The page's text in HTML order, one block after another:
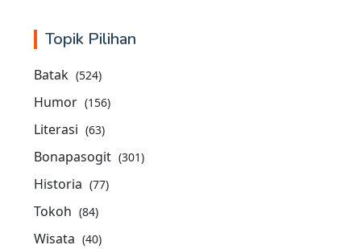
Topik Pilihan
Batak (524)
Humor (156)
Literasi (63)
Bonapasogit (301)
Historia (77)
Tokoh (84)
Wisata (40)